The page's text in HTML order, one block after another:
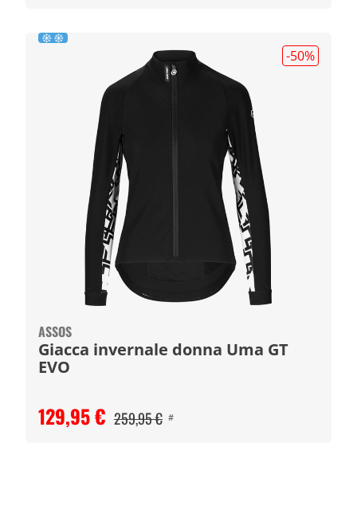
-50%
ASSOS
Giacca invernale donna Uma GT
EVO
129,95 € 259,95 € #